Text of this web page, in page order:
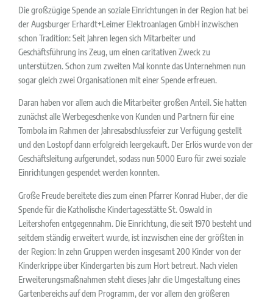
Die großzügige Spende an soziale Einrichtungen in der Region hat bei
der Augsburger Erhardt+Leimer Elektroanlagen GmbH inzwischen
schon Tradition: Seit Jahren legen sich Mitarbeiter und
Geschäftsführung ins Zeug, um einen caritativen Zweck zu
unterstützen. Schon zum zweiten Mal konnte das Unternehmen nun
sogar gleich zwei Organisationen mit einer Spende erfreuen.
Daran haben vor allem auch die Mitarbeiter großen Anteil. Sie hatten
zunächst alle Werbegeschenke von Kunden und Partnern für eine
Tombola im Rahmen der Jahresabschlussfeier zur Verfügung gestellt
und den Lostopf dann erfolgreich leergekauft. Der Erlös wurde von der
Geschäftsleitung aufgerundet, sodass nun 5000 Euro für zwei soziale
Einrichtungen gespendet werden konnten.
Große Freude bereitete dies zum einen Pfarrer Konrad Huber, der die
Spende für die Katholische Kindertagesstätte St. Oswald in
Leitershofen entgegennahm. Die Einrichtung, die seit 1970 besteht und
seitdem ständig erweitert wurde, ist inzwischen eine der größten in
der Region: In zehn Gruppen werden insgesamt 200 Kinder von der
Kinderkrippe über Kindergarten bis zum Hort betreut. Nach vielen
Erweiterungsmaßnahmen steht dieses Jahr die Umgestaltung eines
Gartenbereichs auf dem Programm, der vor allem den größeren